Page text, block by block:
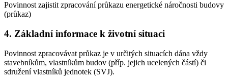
Povinnost zajistit zpracování průkazu energetické náročnosti budovy
(průkaz)
4. Základní informace k životní situaci
Povinnost zpracovávat průkaz je v určitých situacích dána vždy
stavebníkům, vlastníkům budov (příp. jejich ucelených částí) či
sdružení vlastníků jednotek (SVJ).